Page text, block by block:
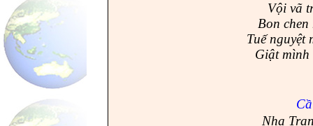
Vội vã
Bon
Tuế nguyệt
Giật mình
Nha